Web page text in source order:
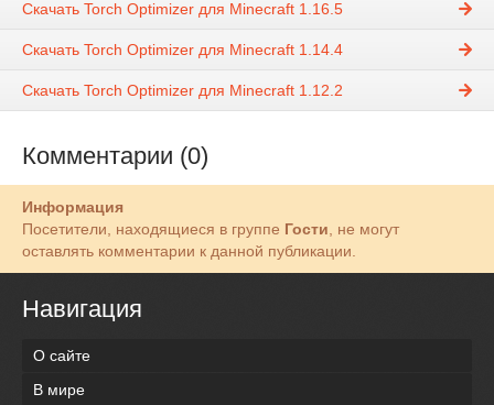
Скачать Torch Optimizer для Minecraft 1.16.5
Скачать Torch Optimizer для Minecraft 1.14.4
Скачать Torch Optimizer для Minecraft 1.12.2
Комментарии (0)
Информация
Посетители, находящиеся в группе Гости, не могут
оставлять комментарии к данной публикации.
Навигация
О сайте
В мире